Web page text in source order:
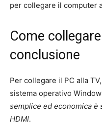
per collegare il computer
Come
conclusione
Per collegare il PC alla
sistema operativo
semplice ed economica è
HDMI.